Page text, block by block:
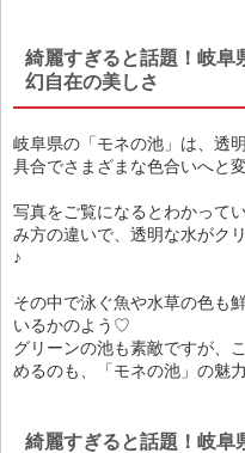
綺麗すぎると話題！岐
幻自在の美しさ
岐阜県の「モネの池」は、透
具合でさまざまな色合いへと
写真をご覧になるとわかって
み方の違いで、透明な水がク
♪
その中で泳ぐ魚や水草の色も
いるかのよう♡
グリーンの池も素敵ですが、
めるのも、「モネの池」の魅
綺麗すぎると話題！岐